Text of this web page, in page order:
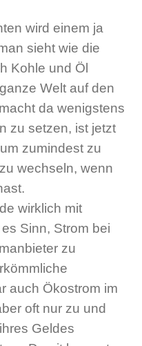
wird einem ja
sieht wie die
Kohle und Öl
Welt auf den
da wenigstens
zu setzen, ist jetzt
zumindest zu
wechseln, wenn
wirklich mit
Sinn, Strom bei
zu
auch Ökostrom im
oft nur zu und
Geldes